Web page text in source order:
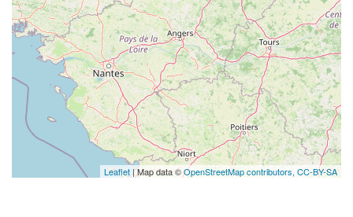
Leaflet | Map data ©OpenStreetMap contributors, CC-BY-SA